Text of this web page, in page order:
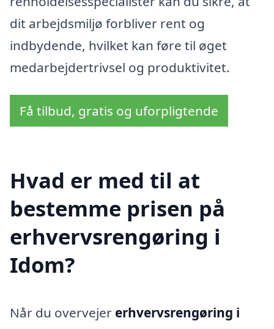
dit arbejdsmiljø forbliver rent og
indbydende, hvilket kan føre til øget
medarbejdertrivsel og produktivitet.
Få tilbud, gratis og uforpligtende
Hvad er med til at
bestemme prisen på
erhvervsrengøring i
Idom?
Når du overvejer erhvervsrengøring i